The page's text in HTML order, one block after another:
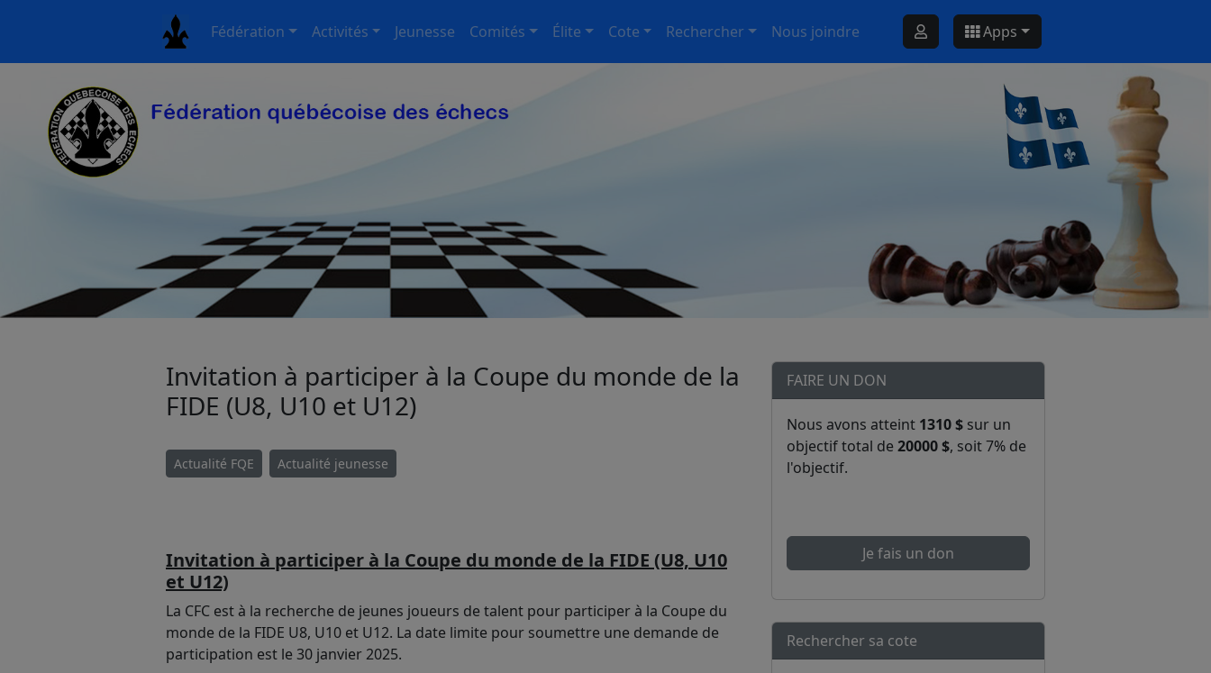
Fédération Activités Jeunesse Comités Élite Cote Rechercher Nous joindre Apps
Invitation à participer à la Coupe du monde de la
FIDE (U8, U10 et U12)
Actualité FQE Actualité jeunesse
Invitation à participer à la Coupe du monde de la FIDE (U8, U10
et U12)
La CFC est à la recherche de jeunes joueurs de talent pour participer à la Coupe du
monde de la FIDE U8, U10 et U12. La date limite pour soumettre une demande de
participation est le 30 janvier 2025.
FAIRE UN DON
Nous avons atteint 1310 $ sur un
objectif total de 20000 $, soit 7% de
l'objectif.
Je fais un don
Rechercher sa cote